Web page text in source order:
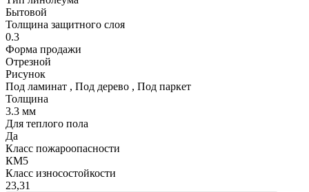
Бытовой
Толщина защитного слоя
0.3
Форма продажи
Отрезной
Рисунок
Под ламинат , Под дерево , Под паркет
Толщина
3.3 мм
Для теплого пола
Да
Класс пожароопасности
КМ5
Класс износостойкости
23,31